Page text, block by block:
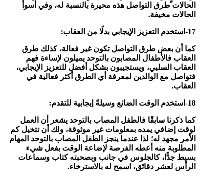
الحالات طرق التواصل هذه محيرة بالنسبة له، وفي أسوأ
الحالات مخيفة.
17-استخدم التعزيز الإيجابي بدلًا من العقاب:
كما أن بعض طرق التواصل تكون غير فعالة، كذلك طرق
العقاب فالأطفال المصابون بالتوحد يميلون لإساءة فهم
العقاب السلبي، ويستجيبون بشكل أفضل للتعزيز الإيجابي،
فتواصل مع الوالدين لمعرفة أي الطرق أكثر فعالية في
العقاب.
18-استخدم الوقت الضائع وسيلةً إيجابية للتقدم:
كما ذكرنا سابقًا فالطفل المصاب بالتوحد يشعر أن العمل
لوقت إضافي يمده بمعلومات غير موثوقة، ولك أن تتخيل كم
الأمر مجهد له؛ لذا عندما ينجز الطفل المصاب بالتوحد المهام
المطلوبة منه أعطه الفرصة لإضاعة الوقت بفعل شيء
بسيط جدًّا، كالجلوس في جانب وبصحبته كتاب وسماعات
الرأس لعشر دقائق، اسمح له بالاسترخاء.